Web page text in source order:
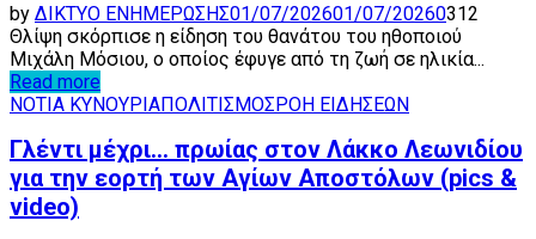
by ΔΙΚΤΥΟ ΕΝΗΜΕΡΩΣΗΣ01/07/202601/07/20260312
Θλίψη σκόρπισε η είδηση του θανάτου του ηθοποιού
Μιχάλη Μόσιου, ο οποίος έφυγε από τη ζωή σε ηλικία...
Read more
ΝΟΤΙΑ ΚΥΝΟΥΡΙΑΠΟΛΙΤΙΣΜΟΣΡΟΗ ΕΙΔΗΣΕΩΝ
Γλέντι μέχρι… πρωίας στον Λάκκο Λεωνιδίου
για την εορτή των Αγίων Αποστόλων (pics &
video)